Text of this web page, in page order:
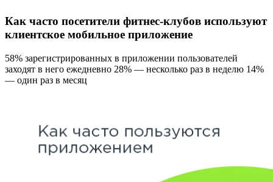
Как часто посетители фитнес-клубов используют
клиентское мобильное приложение
58% зарегистрированных в приложении пользователей
заходят в него ежедневно 28% — несколько раз в неделю 14%
— один раз в месяц